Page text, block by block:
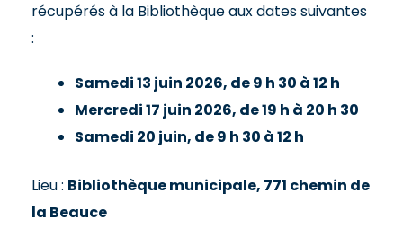
récupérés à la Bibliothèque aux dates suivantes
:
Samedi 13 juin 2026, de 9 h 30 à 12 h
Mercredi 17 juin 2026, de 19 h à 20 h 30
Samedi 20 juin, de 9 h 30 à 12 h
Lieu : Bibliothèque municipale, 771 chemin de
la Beauce